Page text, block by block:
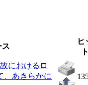
ス
ヒ
におけるロ
、あきらかに